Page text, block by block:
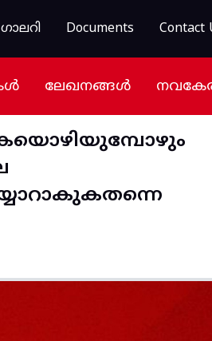
Documents Contact
ലേഖനങ്ങൾ